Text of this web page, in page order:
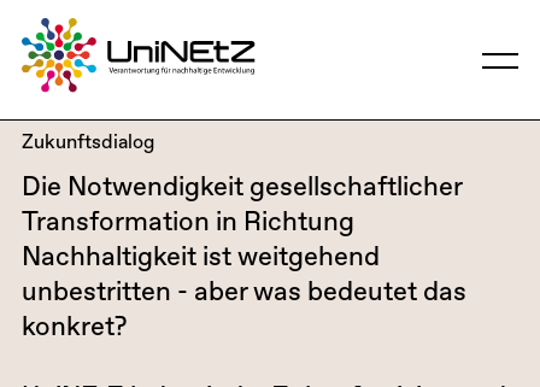
Zukunftsdialog
Die Notwendigkeit gesellschaftlicher
Transformation in Richtung
Nachhaltigkeit ist weitgehend
unbestritten - aber was bedeutet das
konkret?